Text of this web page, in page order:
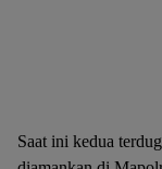
Saat ini kedua